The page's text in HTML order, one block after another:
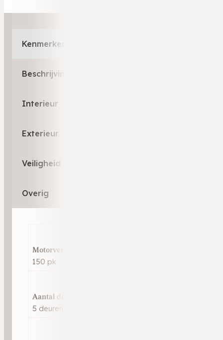
Kenmerken
Beschrijving
Interieur
Exterieur
Veiligheid
Overig
Motorvermogen
150 pk
Aantal deuren
5 deuren